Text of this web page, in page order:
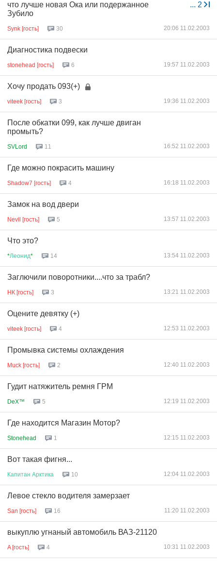
... 2
что лучше новая Ока или подержанное
Зубило
Synk [гость] 30 20:06 11.02.2003
Диагностика подвески
stonehead [гость] 6 19:57 11.02.2003
Хочу продать 093(+)
viteek [гость] 3 19:36 11.02.2003
После обкатки 099, как лучше двиган
промыть?
SVLord 11 16:52 11.02.2003
Где можно покрасить машину
Shadow7 [гость] 4 16:18 11.02.2003
Замок на вод двери
Nevil [гость] 5 13:57 11.02.2003
Что это?
*Леонид* 14 13:54 11.02.2003
Заглючили поворотники....что за трабл?
НК [гость] 3 13:21 11.02.2003
Оцените девятку (+)
viteek [гость] 4 12:53 11.02.2003
Промывка системы охлаждения
Muck [гость] 2 12:40 11.02.2003
Гудит натяжитель ремня ГРМ
DeX™ 5 12:19 11.02.2003
Где находится Магазин Мотор?
Stonehead 1 12:15 11.02.2003
Вот такая фигня...
Капитан Арктика 10 12:04 11.02.2003
Левое стекло водителя замерзает
San [гость] 16 11:20 11.02.2003
выкуплю угнаный автомобиль ВАЗ-21120
A [гость] 4 10:31 11.02.2003